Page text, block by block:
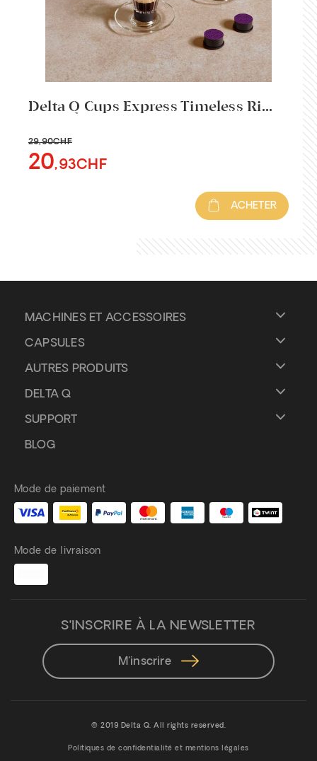
Delta Q Cups Express Timeless Ri...
29,90CHF
20,93CHF
ACHETER
MACHINES ET ACCESSOIRES
CAPSULES
AUTRES PRODUITS
DELTA Q
SUPPORT
BLOG
Mode de paiement
Mode de livraison
S’INSCRIRE À LA NEWSLETTER
M'inscrire
© 2019 Delta Q. All rights reserved.
Politiques de confidentialité et mentions légales